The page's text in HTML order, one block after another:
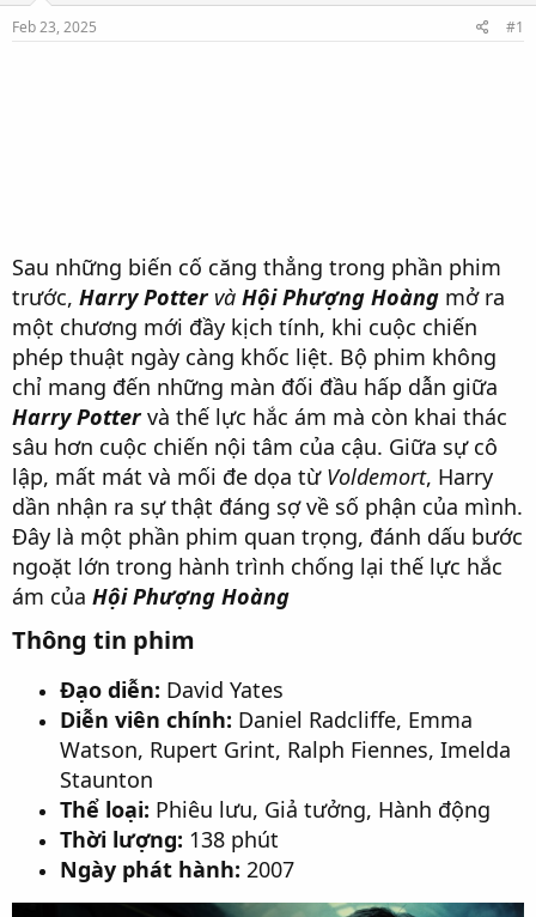
t
e
Feb 23, 2025 #1
Sau những biến cố căng thẳng trong phần phim
trước, Harry Pottervà Hội Phượng Hoàng mở ra
một chương mới đầy kịch tính, khi cuộc chiến
phép thuật ngày càng khốc liệt. Bộ phim không
chỉ mang đến những màn đối đầu hấp dẫn giữa
Harry Pottervà thế lực hắc ám mà còn khai thác
sâu hơn cuộc chiến nội tâm của cậu. Giữa sự cô
lập, mất mát và mối đe dọa từ Voldemort, Harry
dần nhận ra sự thật đáng sợ về số phận của mình.
Đây là một phần phim quan trọng, đánh dấu bước
ngoặt lớn trong hành trình chống lại thế lực hắc
ám của Hội Phượng Hoàng
Thông tin phim
Đạo diễn: David Yates
Diễn viên chính: Daniel Radcliffe, Emma
Watson, Rupert Grint, Ralph Fiennes, Imelda
Staunton
Thể loại: Phiêu lưu, Giả tưởng, Hành động
Thời lượng: 138 phút
Ngày phát hành: 2007